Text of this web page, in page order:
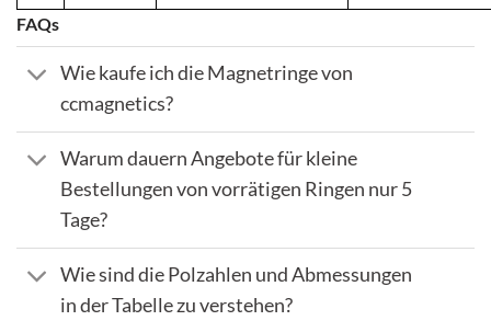
FAQs
Wie kaufe ich die Magnetringe von
ccmagnetics?
Warum dauern Angebote für kleine
Bestellungen von vorrätigen Ringen nur 5
Tage?
Wie sind die Polzahlen und Abmessungen
in der Tabelle zu verstehen?